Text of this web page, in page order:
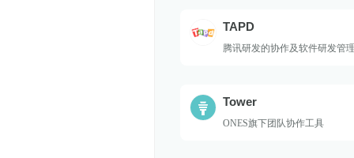
TAPD
腾讯研发的协作及软件研发管
Tower
ONES旗下团队协作工具